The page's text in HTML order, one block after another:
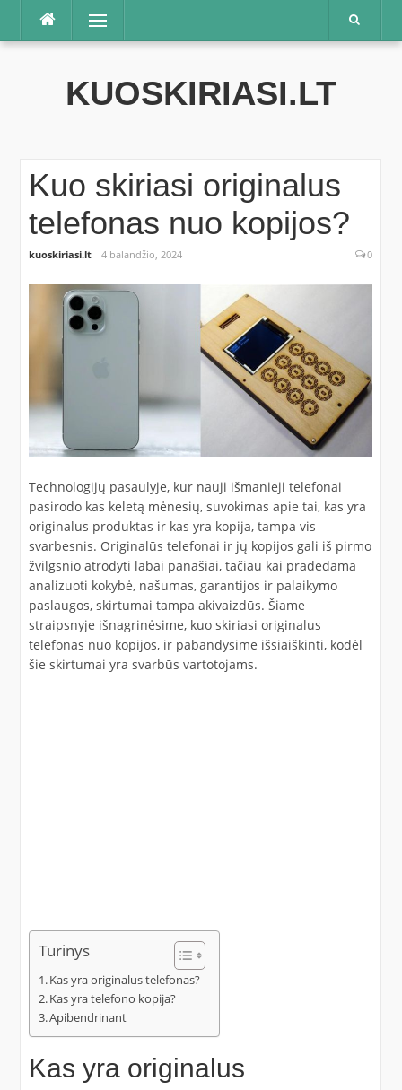
Praleisti
Meniu
KUOSKIRIASI.LT
Kuo skiriasi originalus
telefonas nuo kopijos?
kuoskiriasi.lt 4 balandžio, 2024 0
Technologijų pasaulyje, kur nauji išmanieji telefonai
pasirodo kas keletą mėnesių, suvokimas apie tai, kas yra
originalus produktas ir kas yra kopija, tampa vis
svarbesnis. Originalūs telefonai ir jų kopijos gali iš pirmo
žvilgsnio atrodyti labai panašiai, tačiau kai pradedama
analizuoti kokybė, našumas, garantijos ir palaikymo
paslaugos, skirtumai tampa akivaizdūs. Šiame
straipsnyje išnagrinėsime, kuo skiriasi originalus
telefonas nuo kopijos, ir pabandysime išsiaiškinti, kodėl
šie skirtumai yra svarbūs vartotojams.
Turinys
Kas yra originalus telefonas?
Kas yra telefono kopija?
Apibendrinant
Kas yra originalus